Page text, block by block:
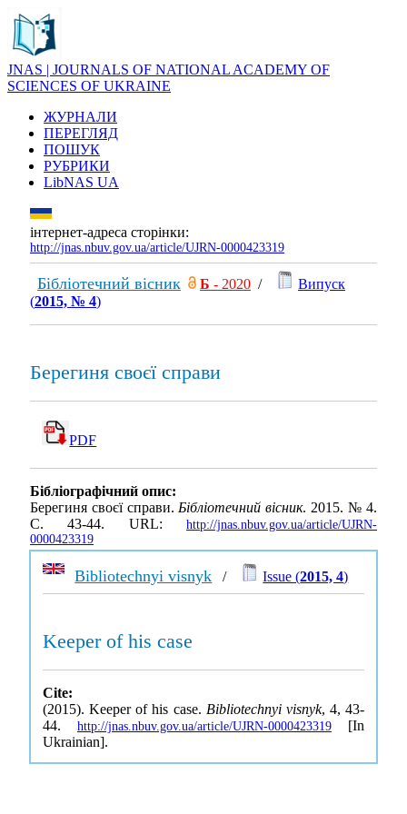
JNAS | JOURNALS OF NATIONAL ACADEMY OF
SCIENCES OF UKRAINE
ЖУРНАЛИ
ПЕРЕГЛЯД
ПОШУК
РУБРИКИ
LibNAS UA
інтернет-адреса сторінки:
http://jnas.nbuv.gov.ua/article/UJRN-0000423319
Бібліотечний вісник Б - 2020 /
Випуск
(2015, № 4)
Берегиня своєї справи
PDF
Бібліографічний опис:
Берегиня своєї справи.Бібліотечний вісник. 2015. № 4.
С. 43-44. URL: http://jnas.nbuv.gov.ua/article/UJRN-
0000423319
Bibliotechnyi visnyk / Issue (2015, 4)
Keeper of his case
Cite:
(2015). Keeper of his case. Bibliotechnyi visnyk, 4, 43-
44. http://jnas.nbuv.gov.ua/article/UJRN-0000423319 [In
Ukrainian].